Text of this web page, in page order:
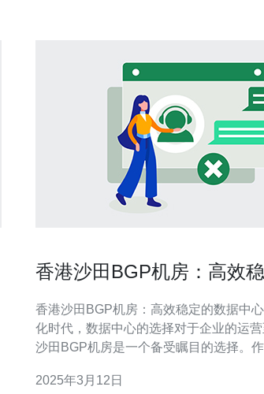
香港沙田BGP机房：高效
香港沙田BGP机房：高效稳定的数据中心选择 在当
化时代，数据中心的选择对于企业的运
沙田BGP机房是一个备受瞩目的选择。
能和卓越的服务质量在市场上占据重要地位。 沙田
2025年3月12日